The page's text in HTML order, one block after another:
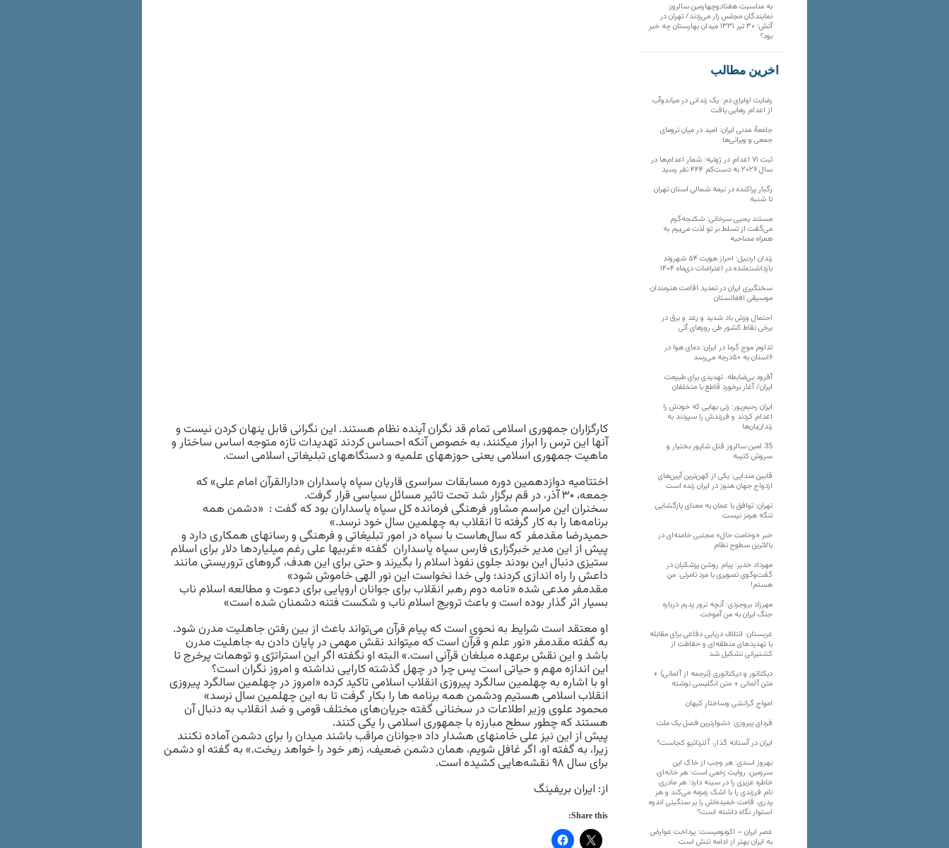
کارگزاران جمهوری اسلامی تمام قد نگران آینده نظام هستند. این نگرانی قابل پنهان کردن نیست و
آن‎ها این ترس را ابراز می‎کنند، به خصوص آنکه احساس کردند تهدیدات تازه متوجه اساس ساختار و
ماهیت جمهوری اسلامی یعنی حوزه‎های علمیه و دستگاه‎های تبلیغاتی اسلامی است.
اختتامیه دوازدهمین دوره مسابقات سراسری قاریان سپاه پاسداران «دارالقرآن امام علی» که
جمعه، ۳۰ آذر، در قم برگزار شد تحت تاثیر مسائل سیاسی قرار گرفت.
سخنران این مراسم مشاور فرهنگی فرمانده کل سپاه پاسداران بود که گفت : «دشمن همه
برنامه‌ها را به کار گرفته تا انقلاب به چهلمین سال خود نرسد.»
حمیدرضا مقدم‎فر که سال‌هاست با سپاه در امور تبلیغاتی و فرهنگی و رسانه‎ای همکاری دارد و
پیش از این مدیر خبرگزاری فارس سپاه پاسداران گفته «غربی‎ها علی رغم میلیاردها دلار برای اسلام
ستیزی دنبال این بودند جلوی نفوذ اسلام را بگیرند و حتی برای این هدف، گروهای تروریستی مانند
داعش را راه اندازی کردند؛ ولی خدا نخواست این نور الهی خاموش شود»
مقدم‎فر مدعی شده «نامه دوم رهبر انقلاب برای جوانان اروپایی برای دعوت و مطالعه اسلام ناب
بسیار اثر گذار بوده است و باعث ترویج اسلام ناب و شکست فتنه دشمنان شده است»
او معتقد است شرایط به نحوی است که پیام قرآن می‌تواند باعث از بین رفتن جاهلیت مدرن شود.
به گفته مقدم‎فر «نور علم و قرآن است که می‎تواند نقش مهمی در پایان دادن به جاهلیت مدرن
باشد و این نقش برعهده مبلغان قرآنی است.» البته او نگفته اگر این استراتژی و توهمات پرخرج تا
این اندازه مهم و حیاتی است پس چرا در چهل گذشته کارایی نداشته و امروز نگران است؟
او با اشاره به چهلمین سالگرد پیروزی انقلاب اسلامی تاکید کرده «امروز در چهلمین سالگرد پیروزی
انقلاب اسلامی هستیم ودشمن همه برنامه ها را بکار گرفت تا به این چهلمین سال نرسد»
محمود علوی وزیر اطلاعات در سخنانی گفته جریان‌های مختلف قومی و ضد انقلاب به دنبال آن
هستند که چطور سطح مبارزه با جمهوری اسلامی را یکی کنند.
پیش از این نیز علی خامنه‎ای هشدار داد «جوانان مراقب باشند میدان را برای دشمن آماده نکنند
زیرا، به گفته او، اگر غافل شویم، همان دشمن ضعیف، زهر خود را خواهد ریخت.» به گفته او دشمن
برای سال ۹۸ نقشه‌هایی کشیده است.
از: ایران بریفینگ
Share this:
به مناسبت هفتادوچهارمین سالروز:
نمایندگان مجلس زار می‌زدند/ تهران در
آتش؛ ۳۰ تیر ۱۳۳۱ میدان بهارستان چه خبر
بود؟
آخرین مطالب
رضایت اولیای دم؛ یک زندانی در میاندوآب
از اعدام رهایی یافت
جامعهٔ مدنی ایران: امید در میان ترومای
جمعی و ویرانی‌ها
ثبت ۷۱ اعدام در ژوئیه؛ شمار اعدام‌ها در
سال ۲۰۲۶ به دست‌کم ۴۴۴ نفر رسید
رگبار پراکنده در نیمه شمالی استان تهران
تا شنبه
مستند یحیی سرخانی؛ شکنجه‌گرم
می‌گفت از تسلط بر تو لذت می‌برم به
همراه مصاحبه
زندان اردبیل؛ احراز هویت ۵۴ شهروند
بازداشت‌شده در اعتراضات دی‌ماه ۱۴۰۴
سختگیری ایران در تمدید اقامت هنرمندان
موسیقی افغانستان
احتمال وزش باد شدید و رعد و برق در
برخی نقاط کشور طی روزهای آتی
تداوم موج گرما در ایران؛ دمای هوا در
۶استان به ۵۰درجه می‌رسد
آفرود بی‌ضابطه، تهدیدی برای طبیعت
ایران/ آغاز برخورد قاطع با متخلفان
ایران رحیم‌پور؛ زنی بهایی که خودش را
اعدام کردند و فرزندش را سپردند به
زندان‌بان‌ها
35 امین سالروز قتل شاپور بختیار و
سروش کتیبه
قابین مندایی؛ یکی از کهن‌ترین آیین‌های
ازدواج جهان هنوز در ایران زنده است
تهران: توافق با عمان به معنای بازگشایی
تنگه هرمز نیست
خبر «وخامت حال» مجتبی خامنه‌ای در
بالاترین سطوح نظام
مهرداد خدیر: پیام روشن پزشکیان در
گفت‌و‌گوی تصویری با مرد نامرئی: من
هستم!
مهرزاد بروجردی: آنچه ترور پدرم درباره
جنگ ایران به من آموخت
عربستان: ائتلاف دریایی دفاعی برای مقابله
با تهدیدهای منطقه‌ای و حفاظت از
کشتیرانی تشکیل شد
دیکتاتور و دیکتاتوری (ترجمه از آلمانی) +
متن آلمانی + متن انگلیسی نوشته
‌امواجِ گرانشی وساختارِ کیهان
فردای پیروزی؛ دشوارترین فصل یک ملت
ایران در آستانه گذار، آلترناتیو کجاست؟
بهروز اسدی: هر وجب از خاک‌ این
سرزمین، روایت زخمی است؛ هر خانه‌ای،
خاطره عزیزی را در سینه دارد؛ هر مادری،
نام فرزندی را با اشک زمزمه می‌کند و هر
پدری، قامت خمیده‌اش را بر سنگینی اندوه
استوار نگاه داشته است؟
عصر ایران – اکونومیست: پرداخت عوارض
به ایران بهتر از ادامه تنش است